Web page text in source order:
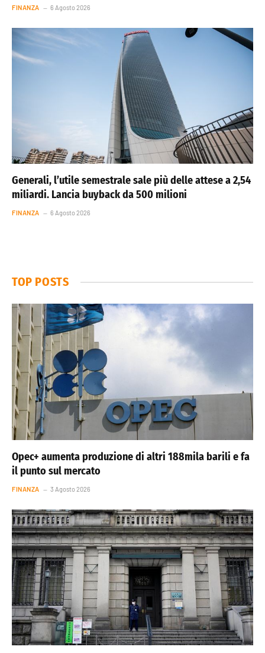
FINANZA 6 Agosto 2026
Generali, l’utile semestrale sale più delle attese a 2,54
miliardi. Lancia buyback da 500 milioni
FINANZA 6 Agosto 2026
TOP POSTS
Opec+ aumenta produzione di altri 188mila barili e fa
il punto sul mercato
FINANZA 3 Agosto 2026